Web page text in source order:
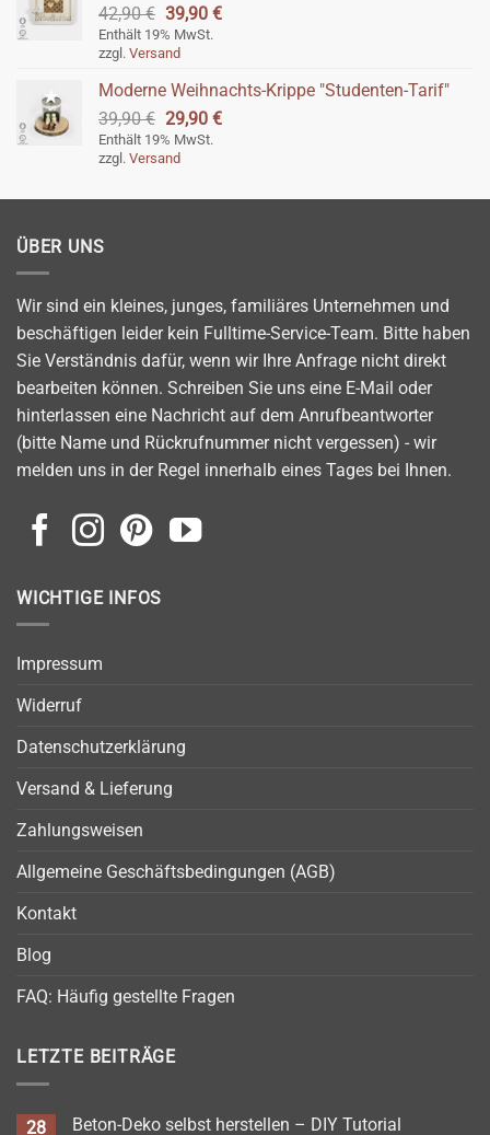
42,90€ Ursprünglicher
Preis
war:
42,90 €
39,90 €Aktueller
39,90 €.
Enthält 19% MwSt.
zzgl. Versand
Moderne Weihnachts-Krippe "Studenten-Tarif"
39,90€ Ursprünglicher
Preis
war:
29,90 €Aktueller
Enthält 19% MwSt.
zzgl. Versand
ÜBER UNS
Wir sind ein kleines, junges, familiäres Unternehmen und
beschäftigen leider kein Fulltime-Service-Team. Bitte haben
Sie Verständnis dafür, wenn wir Ihre Anfrage nicht direkt
bearbeiten können. Schreiben Sie uns eine E-Mail oder
hinterlassen eine Nachricht auf dem Anrufbeantworter
(bitte Name und Rückrufnummer nicht vergessen) - wir
melden uns in der Regel innerhalb eines Tages bei Ihnen.
WICHTIGE INFOS
Impressum
Widerruf
Datenschutzerklärung
Versand & Lieferung
Zahlungsweisen
Allgemeine Geschäftsbedingungen (AGB)
Kontakt
Blog
FAQ: Häufig gestellte Fragen
LETZTE BEITRÄGE
28 Beton-Deko selbst herstellen – DIY Tutorial